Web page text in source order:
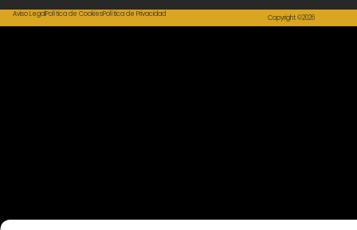
Aviso LegalPolítica de CookiesPolítica de Privacidad Copyright ©2026